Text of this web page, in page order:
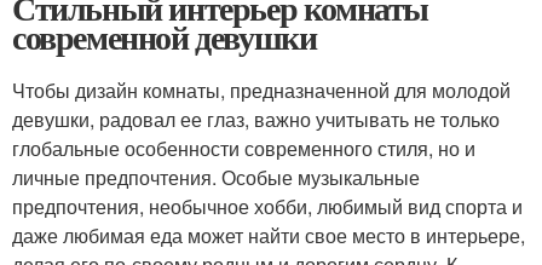
современной девушки
Чтобы дизайн комнаты, предназначенной для молодой
девушки, радовал ее глаз, важно учитывать не только
глобальные особенности современного стиля, но и
личные предпочтения. Особые музыкальные
предпочтения, необычное хобби, любимый вид спорта и
даже любимая еда может найти свое место в интерьере,